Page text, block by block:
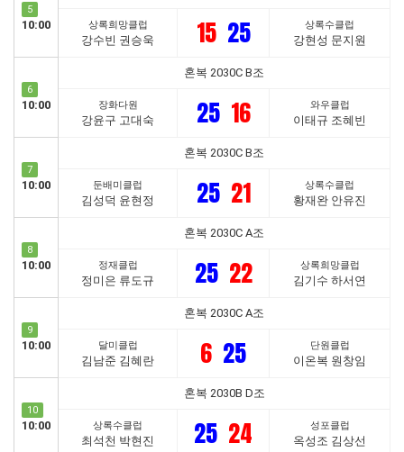
5
10:00 상록희망클럽
강수빈 권승욱 15 25 상록수클럽
강현성 문지원
6
10:00
혼복 2030C B조
장화다원
강윤구 고대숙 25 16 와우클럽
이태규 조혜빈
7
10:00
혼복 2030C B조
둔배미클럽
김성덕 윤현정 25 21 상록수클럽
황재완 안유진
8
10:00
혼복 2030C A조
정재클럽
정미은 류도규 25 22 상록희망클럽
김기수 하서연
9
10:00
혼복 2030C A조
달미클럽
김남준 김혜란 6 25 단원클럽
이온복 원창임
10
10:00
혼복 2030B D조
상록수클럽
최석천 박현진 25 24 성포클럽
옥성조 김상선